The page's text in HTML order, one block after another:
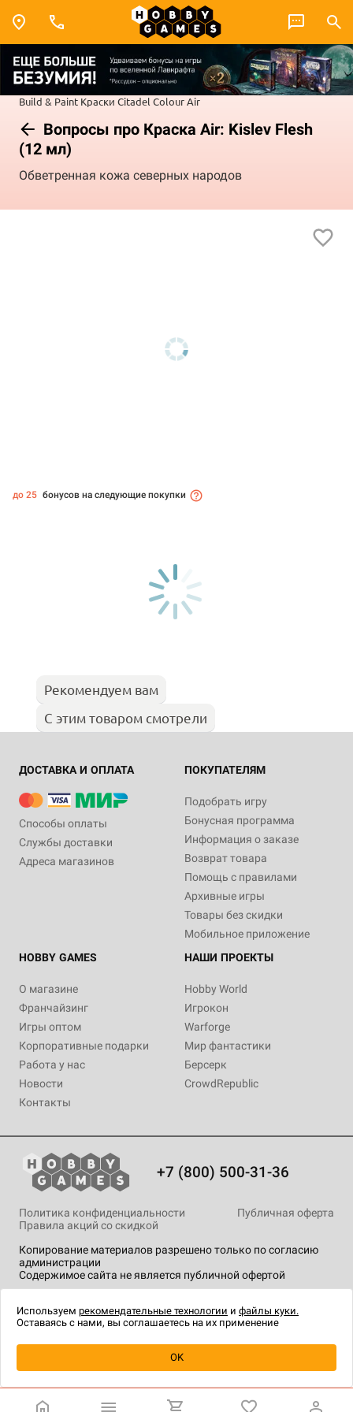
Build & Paint Краски Citadel ColourAir
Вопросы про Краска Air: Kislev Flesh
(12 мл)
Обветренная кожа северных народов
Уведомить о наличии
до 25 бонусов на следующие покупки
Рекомендуем вам
С этим товаром смотрели
ДОСТАВКА И ОПЛАТА
Способы оплаты
Службы доставки
Адреса магазинов
ПОКУПАТЕЛЯМ
Подобрать игру
Бонусная программа
Информация о заказе
Возврат товара
Помощь с правилами
Архивные игры
Товары без скидки
Мобильное приложение
HOBBY GAMES
О магазине
Франчайзинг
Игры оптом
Корпоративные подарки
Работа у нас
Новости
Контакты
НАШИ ПРОЕКТЫ
Hobby World
Игрокон
Warforge
Мир фантастики
Берсерк
CrowdRepublic
+7 (800) 500-31-36
Копирование материалов разрешено только по согласию
администрации
Содержимое сайта не является публичной офертой
Политика конфиденциальности
Публичная оферта
Правила акций со скидкой
технологии.
Используем рекомендательные технологии и файлы куки.
Оставаясь с нами, вы соглашаетесь на их применение
OK